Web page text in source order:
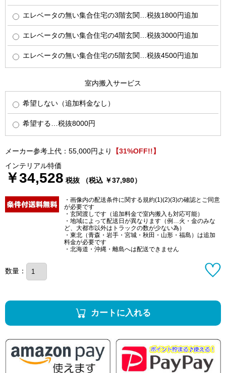
エレベータの無い集合住宅の3階玄関…税抜1800円追加
エレベータの無い集合住宅の4階玄関…税抜3000円追加
エレベータの無い集合住宅の5階玄関…税抜4500円追加
室内搬入サービス
希望しない（追加料金なし）
希望する…税抜8000円
メーカー参考上代：55,000円より
【31%OFF!!】
インテリアル特価
￥34,528 税抜 （税込 ￥37,980）
・画像内の配送条件に関する規約(1)(2)(3)の確認とご同意
が必要です
・玄関渡しです（追加料金で室内搬入も対応可能）
・地域によって配送日が異なります（例…火・金のみな
ど、大都市以外はトラックの数が少ない為）
・東北（青森・岩手・宮城・秋田・山形・福島）は追加
料金が必要です
・北海道・沖縄・離島へは配送できません
数量：
カートに入れる